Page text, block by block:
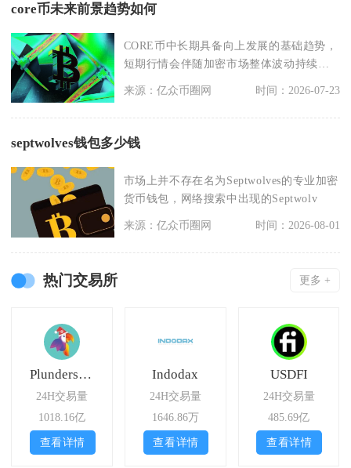
core币未来前景趋势如何
CORE币中长期具备向上发展的基础趋势，
短期行情会伴随加密市场整体波动持续震
来源：亿众币圈网 时间：2026-07-23
septwolves钱包多少钱
市场上并不存在名为Septwolves的专业加密
货币钱包，网络搜索中出现的Septwolv
来源：亿众币圈网 时间：2026-08-01
热门交易所 更多 +
Plunderswap
24H交易量
1018.16亿
查看详情
Indodax
24H交易量
1646.86万
查看详情
USDFI
24H交易量
485.69亿
查看详情